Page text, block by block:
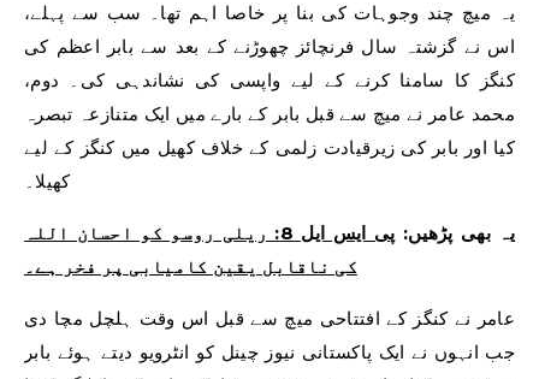
یہ میچ چند وجوہات کی بنا پر خاصا اہم تھا۔ سب سے پہلے،
اس نے گزشتہ سال فرنچائز چھوڑنے کے بعد سے بابر اعظم کی
کنگز کا سامنا کرنے کے لیے واپسی کی نشاندہی کی۔ دوم،
محمد عامر نے میچ سے قبل بابر کے بارے میں ایک متنازعہ تبصرہ
کیا اور بابر کی زیرقیادت زلمی کے خلاف کھیل میں کنگز کے لیے
کھیلا۔
یہ بھی پڑھیں:
پی ایس ایل 8: ریلی روسو کو احسان اللہ
کی ناقابل یقین کامیابی پر فخر ہے۔
عامر نے کنگز کے افتتاحی میچ سے قبل اس وقت ہلچل مچا دی
جب انہوں نے ایک پاکستانی نیوز چینل کو انٹرویو دیتے ہوئے بابر